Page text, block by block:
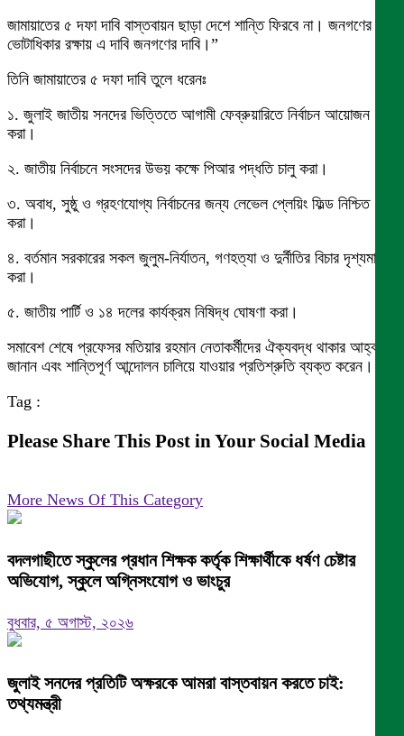
জামায়াতের ৫ দফা দাবি বাস্তবায়ন ছাড়া দেশে শান্তি ফিরবে না। জনগণের
ভোটাধিকার রক্ষায় এ দাবি জনগণের দাবি।”
তিনি জামায়াতের ৫ দফা দাবি তুলে ধরেনঃ
১. জুলাই জাতীয় সনদের ভিত্তিতে আগামী ফেব্রুয়ারিতে নির্বাচন আয়োজন
করা।
২. জাতীয় নির্বাচনে সংসদের উভয় কক্ষে পিআর পদ্ধতি চালু করা।
৩. অবাধ, সুষ্ঠু ও গ্রহণযোগ্য নির্বাচনের জন্য লেভেল প্লেয়িং ফিল্ড নিশ্চিত
করা।
৪. বর্তমান সরকারের সকল জুলুম-নির্যাতন, গণহত্যা ও দুর্নীতির বিচার দৃশ্যমান
করা।
৫. জাতীয় পার্টি ও ১৪ দলের কার্যক্রম নিষিদ্ধ ঘোষণা করা।
সমাবেশ শেষে প্রফেসর মতিয়ার রহমান নেতাকর্মীদের ঐক্যবদ্ধ থাকার আহ্বান
জানান এবং শান্তিপূর্ণ আন্দোলন চালিয়ে যাওয়ার প্রতিশ্রুতি ব্যক্ত করেন।
Tag :
Please Share This Post in Your Social Media
More News Of This Category
বদলগাছীতে স্কুলের প্রধান শিক্ষক কর্তৃক শিক্ষার্থীকে ধর্ষণ চেষ্টার
অভিযোগ, স্কুলে অগ্নিসংযোগ ও ভাংচুর
বুধবার, ৫ অগাস্ট, ২০২৬
জুলাই সনদের প্রতিটি অক্ষরকে আমরা বাস্তবায়ন করতে চাই:
তথ্যমন্ত্রী